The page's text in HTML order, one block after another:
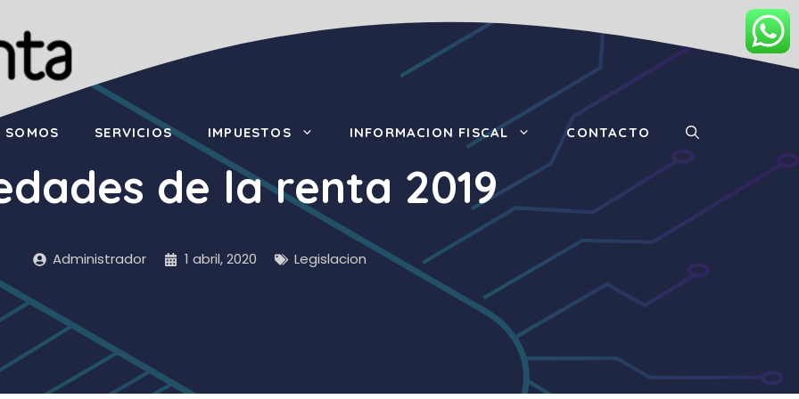
SOMOS SERVICIOS IMPUESTOS INFORMACION FISCAL CONTACTO
de la renta 2019
Administrador 1 abril, 2020 Legislacion